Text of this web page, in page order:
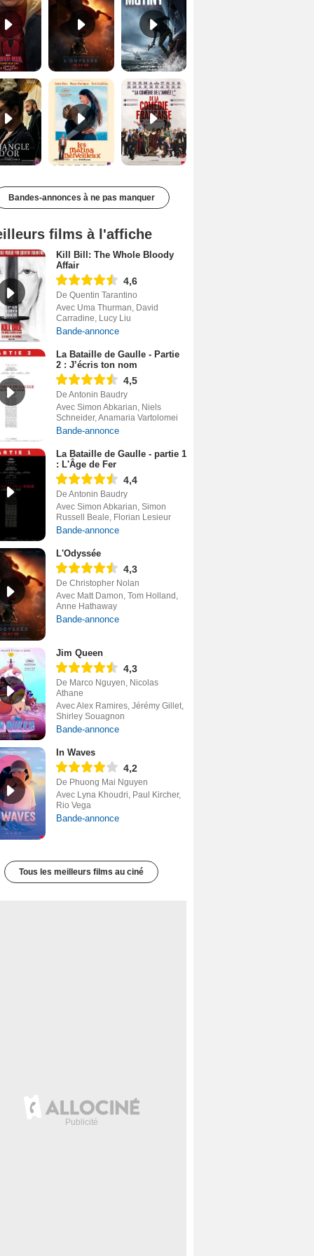
Les Matins merveilleux Bande-annonce VF De la Comédie-Française Teaser VF
Bandes-annonces à ne pas manquer
films à l'affiche
Kill Bill: The Whole Bloody
Affair
4,6
De Quentin Tarantino
Avec Uma Thurman, David
Carradine, Lucy Liu
Bande-annonce
La Bataille de Gaulle - Partie
2 : J’écris ton nom
4,5
De Antonin Baudry
Avec Simon Abkarian, Niels
Schneider, Anamaria Vartolomei
Bande-annonce
La Bataille de Gaulle - partie 1
: L'Âge de Fer
4,4
De Antonin Baudry
Avec Simon Abkarian, Simon
Russell Beale, Florian Lesieur
Bande-annonce
L'Odyssée
4,3
De Christopher Nolan
Avec Matt Damon, Tom Holland,
Anne Hathaway
Bande-annonce
Jim Queen
4,3
De Marco Nguyen, Nicolas
Athane
Avec Alex Ramires, Jérémy Gillet,
Shirley Souagnon
Bande-annonce
In Waves
4,2
De Phuong Mai Nguyen
Avec Lyna Khoudri, Paul Kircher,
Rio Vega
Bande-annonce
Tous les meilleurs films au ciné